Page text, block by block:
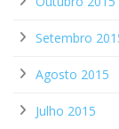
Setembro
Agosto 2015
Julho 2015